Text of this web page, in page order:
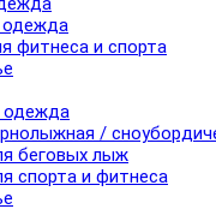
одежда
фитнеса и спорта
одежда
/
беговых лыж
спорта и фитнеса